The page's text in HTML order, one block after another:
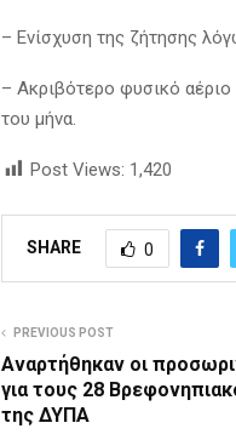
– Ενίσχυση της ζήτησης
– Ακριβότερο φυσικό
του μήνα.
Post Views: 1,420
SHARE 0
PREVIOUS POST
Αναρτήθηκαν οι
για τους 28
της ΔΥΠΑ